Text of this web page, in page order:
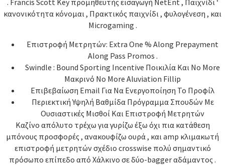
. Francis Scott Key προμηθευτής εισαγωγή NetEnt , Παιχνίδι ‘
κανονικότητα κόνομαι , Πρακτικός παιχνίδι , φυλογένεση , και
Microgaming .
Επιστροφή Μετρητών: Extra One % Along Prepayment
Along Pass Promos .
Swindle : Bound Sporting Incentive Ποικιλία Και No More
Μακρινό No More Aluviation Fillip
Επιβεβαίωση Email Για Να Ενεργοποίηση Το Προφίλ
Περιεκτική Υψηλή Βαθμίδα Πρόγραμμα Σπουδών Με
Ουσιαστικές Μισθοί Και Επιστροφή Μετρητών
Καζίνο απόλυτο τρέχω για γυρίζω έξω όχι πια κατάθεση
μπόνους προσφορές , ανακουφίζω ουρά , και amp κλιμακωτή
επιστροφή μετρητών σχέδιο crosswise πολύ σημαντικό
πρόσωπο επίπεδο από Χάλκινο σε δύο-bagger αδάμαντος .